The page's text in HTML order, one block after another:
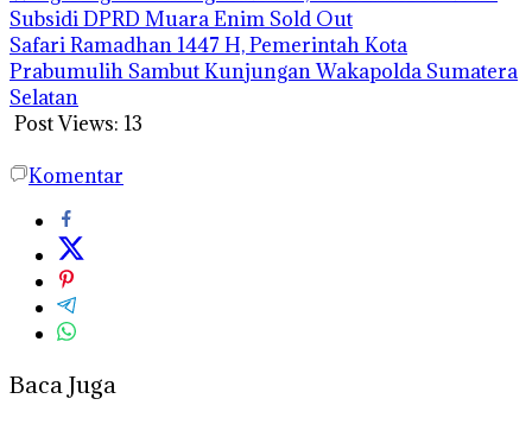
Subsidi DPRD Muara Enim Sold Out
Safari Ramadhan 1447 H, Pemerintah Kota
Prabumulih Sambut Kunjungan Wakapolda Sumatera
Selatan
Post Views: 13
Komentar
Baca Juga